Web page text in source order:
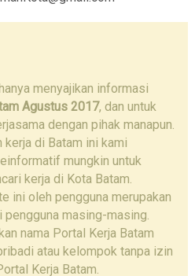
menyajikan informasi
Agustus 2017, dan untuk
dengan pihak manapun.
kerja di Batam ini kami
mungkin untuk
kerja di Kota Batam.
ini oleh pengguna merupakan
pengguna masing-masing.
nama Portal Kerja Batam
atau kelompok tanpa izin
Kerja Batam.